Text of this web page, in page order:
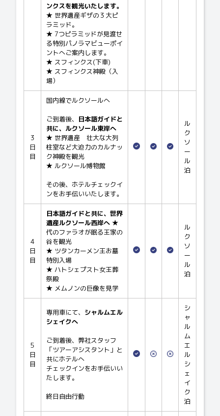
ンクスを観光いたします。
★ 世界遺産ギザの３大ピ
ラミッド。
★ 7つピラミッドが見渡せ
る特別パノラマビューポイ
ントへご案内します。
★ スフィンクス(下車)
★ スフィンクス神殿（入
場）
3
日
目
国内線でルクソールへ
ご到着後、
日本語ガイドと
共に、ルクソール東岸へ
★ 世界遺産 壮大な大列
柱室など大迫力のカルナッ
ク神殿を観光
★ ルクソール博物館
その後、ホテルチェックイ
ンをお手伝いいたします。
ル
ク
ソ
ー
ル
泊
4
日
目
日本語ガイドと共に、世界
遺産ルクソール西岸へ ★
代のファラオが眠る王家の
谷を観光
★ ツタンカーメン王お墓
特別入場
★ ハトシェプスト女王葬
祭殿
★ メムノンの巨像を見学
ル
ク
ソ
ー
ル
泊
5
日
目
専用車にて、 シャルムエル
シェイクへ
ご到着後、弊社スタッフ
「ツアーアシスタント」と
共にホテルへ
チェックインをお手伝いい
たします。
終日自由行動
シ
ャ
ル
ム
エ
ル
シ
ェ
イ
ク
泊